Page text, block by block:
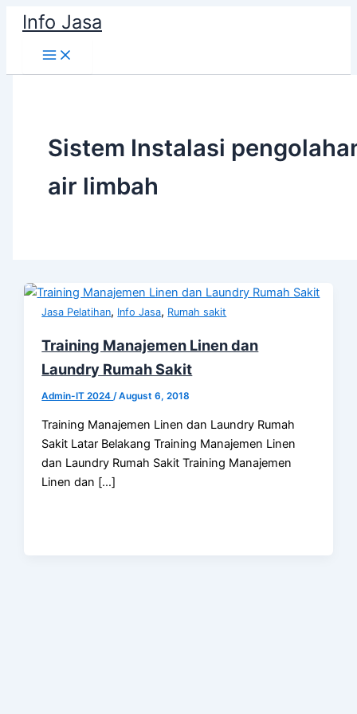
Skip
content
Info Jasa
Sistem Instalasi
air limbah
Jasa Pelatihan, Info Jasa, Rumah sakit
Training Manajemen Linen dan
Laundry Rumah Sakit
Admin-IT 2024/August 6, 2018
Training Manajemen Linen dan Laundry Rumah
Sakit Latar Belakang Training Manajemen Linen
dan Laundry Rumah Sakit Training Manajemen
Linen dan […]